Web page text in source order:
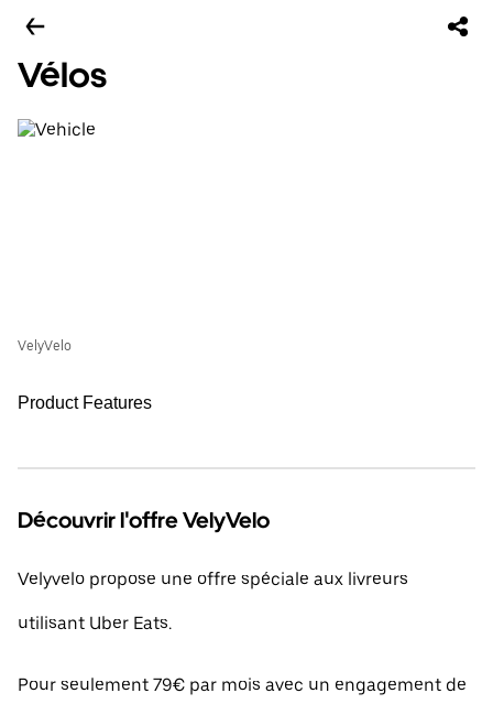
Vélos
VelyVelo
Product Features
Découvrir l'offre VelyVelo
Velyvelo propose une offre spéciale aux livreurs
utilisant Uber Eats.
Pour seulement 79€ par mois avec un engagement de